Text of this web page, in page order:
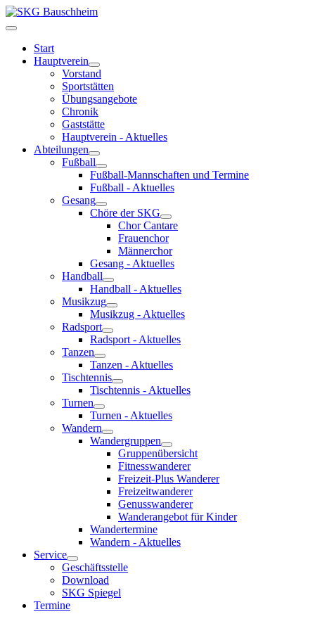
Start
Hauptverein
Vorstand
Sportstätten
Übungsangebote
Chronik
Gaststätte
Hauptverein - Aktuelles
Abteilungen
Fußball
Fußball-Mannschaften und Termine
Fußball - Aktuelles
Gesang
Chöre der SKG
Chor Cantare
Frauenchor
Männerchor
Gesang - Aktuelles
Handball
Handball - Aktuelles
Musikzug
Musikzug - Aktuelles
Radsport
Radsport - Aktuelles
Tanzen
Tanzen - Aktuelles
Tischtennis
Tischtennis - Aktuelles
Turnen
Turnen - Aktuelles
Wandern
Wandergruppen
Gruppenübersicht
Fitnesswanderer
Freizeit-Plus Wanderer
Freizeitwanderer
Genusswanderer
Wanderangebot für Kinder
Wandertermine
Wandern - Aktuelles
Service
Geschäftsstelle
Download
SKG Spiegel
Termine